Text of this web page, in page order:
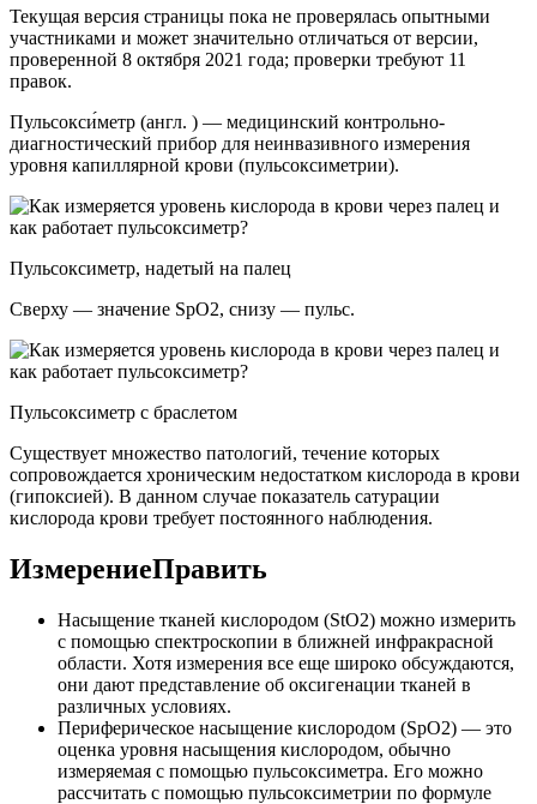
Текущая версия страницы пока не проверялась опытными
участниками и может значительно отличаться от версии,
проверенной 8 октября 2021 года; проверки требуют 11
правок.
Пульсокси́метр (англ. ) — медицинский контрольно-
диагностический прибор для неинвазивного измерения
уровня капиллярной крови (пульсоксиметрии).
Пульсоксиметр, надетый на палец
Сверху — значение SpO2, снизу — пульс.
Пульсоксиметр с браслетом
Существует множество патологий, течение которых
сопровождается хроническим недостатком кислорода в крови
(гипоксией). В данном случае показатель сатурации
кислорода крови требует постоянного наблюдения.
ИзмерениеПравить
Насыщение тканей кислородом (StO2) можно измерить
с помощью спектроскопии в ближней инфракрасной
области. Хотя измерения все еще широко обсуждаются,
они дают представление об оксигенации тканей в
различных условиях.
Периферическое насыщение кислородом (SpO2) — это
оценка уровня насыщения кислородом, обычно
измеряемая с помощью пульсоксиметра. Его можно
рассчитать с помощью пульсоксиметрии по формуле